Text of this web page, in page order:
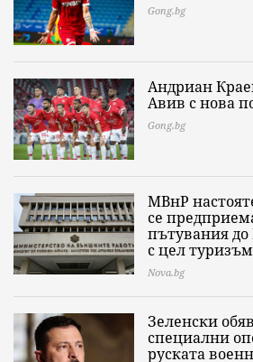
Gong.bg
Андриан
Авив с нова
Gong.bg
МВнР
се
пътувания до
с цел туризъм
Nova.bg
Зеленски
специални
руската